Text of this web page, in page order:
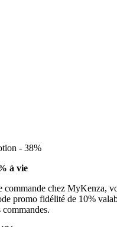
- 38%
à vie
commande chez MyKenza,
promo fidélité de 10%